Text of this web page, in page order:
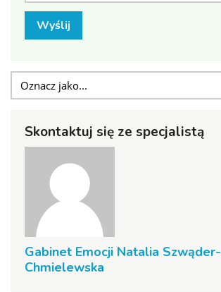
Wyślij
Skontaktuj się ze specjalistą
Gabinet Emocji Natalia Szwąder-
Chmielewska